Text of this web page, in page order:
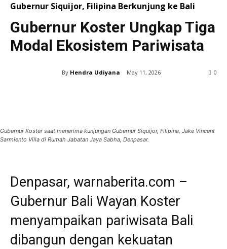
Gubernur Siquijor, Filipina Berkunjung ke Bali
Gubernur Koster Ungkap Tiga
Modal Ekosistem Pariwisata
By Hendra Udiyana May 11, 2026 0
Gubernur Koster saat menerima kunjungan Gubernur Siquijor, Filipina, Jake Vincent
Sarmiento Villa di Rumah Jabatan Jaya Sabha, Denpasar.
Denpasar, warnaberita.com –
Gubernur Bali Wayan Koster
menyampaikan pariwisata Bali
dibangun dengan kekuatan